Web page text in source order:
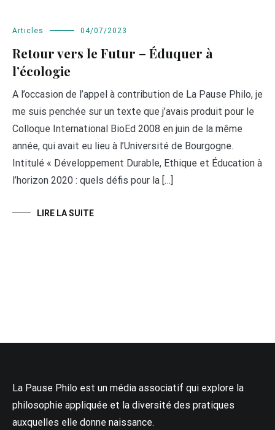
Articles 04/07/2023
Retour vers le Futur – Éduquer à
l’écologie
A l’occasion de l’appel à contribution de La Pause Philo, je
me suis penchée sur un texte que j’avais produit pour le
Colloque International BioEd 2008 en juin de la même
année, qui avait eu lieu à l’Université de Bourgogne.
Intitulé « Développement Durable, Ethique et Éducation à
l’horizon 2020 : quels défis pour la […]
LIRE LA SUITE
La Pause Philo est un média associatif qui explore la
philosophie appliquée et la diversité des pratiques
auxquelles elle donne naissance.